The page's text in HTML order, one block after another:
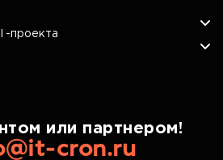
проекта
или партнером!
cron.ru